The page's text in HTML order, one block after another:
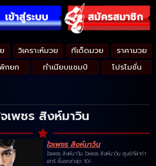
วิเคราะห์มวย ทีเด็ดมวย
ราคามวย
กยก ทำเนียบแชมป์ โปรโมชั่น
จเพชร สิงห์มาวิน
ใจเพชร สิงห์มาวิน
ใจเพชร สิงห์มาวิน ใจเพชร สิงห์มาวิน ศูนย์กีฬาท่า
เสาร์ ขึ้นชกล่าสุด 10/